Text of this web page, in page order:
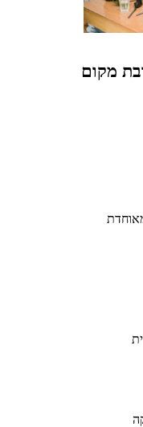
מקום